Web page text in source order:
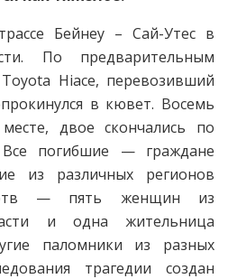
Бейнеу – Сай-Утес в
По предварительным
Hiace, перевозивший
в кювет. Восемь
двое скончались по
погибшие — граждане
из различных регионов
— пять женщин из
и одна жительница
паломники из разных
трагедии создан